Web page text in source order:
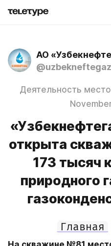
АО
Деятельность
открыта
173 тысяч
природного
Главная